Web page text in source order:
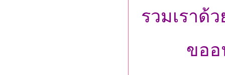
รวมเราด้
ขออนุโ